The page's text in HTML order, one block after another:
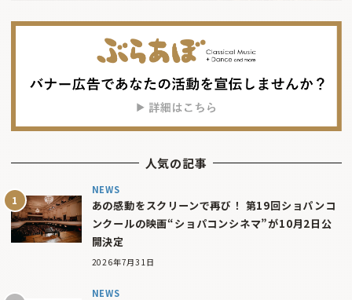
人気の記事
NEWS
あの感動をスクリーンで再び！ 第19回ショパンコ
ンクールの映画“ショパコンシネマ”が10月2日公
開決定
2026年7月31日
NEWS